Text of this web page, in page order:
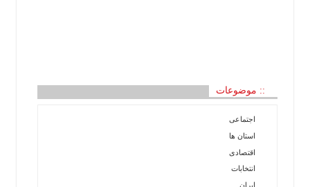
:: موضوعات
اجتماعی
استان ها
اقتصادی
انتخابات
ایران